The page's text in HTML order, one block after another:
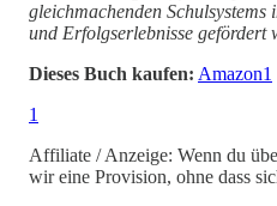
gleichmachenden
und Erfolgserlebnisse gefördert
Dieses Buch kaufen: Amazon1
1
Affiliate / Anzeige: Wenn du
wir eine Provision, ohne dass